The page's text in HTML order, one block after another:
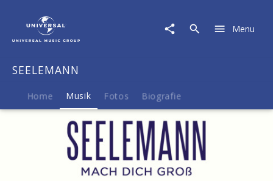
dich
Menu
SEELEMANN
Home Musik Fotos Biografie